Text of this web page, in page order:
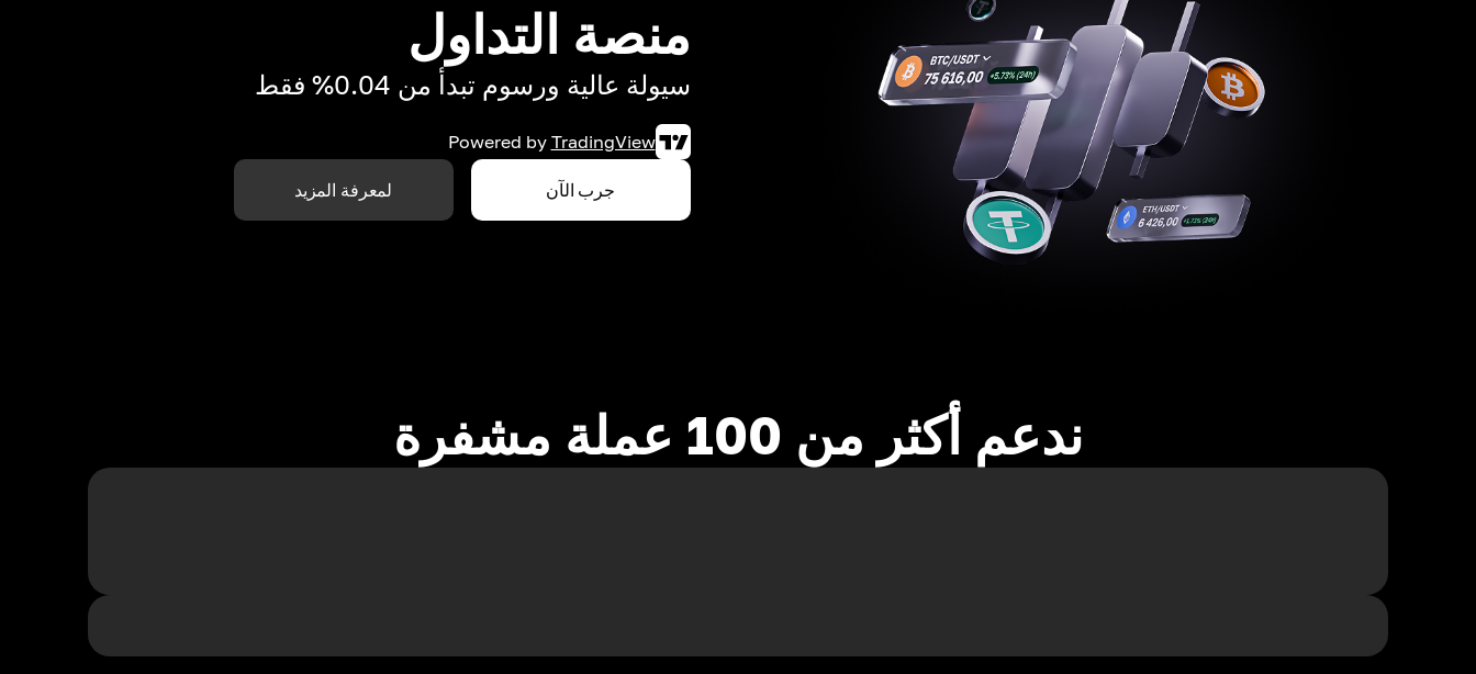
منصة التداول
سيولة عالية ورسوم تبدأ من 0.04% فقط
Powered by TradingView
جرب الآن لمعرفة المزيد
ندعم أكثر من 100 عملة مشفرة